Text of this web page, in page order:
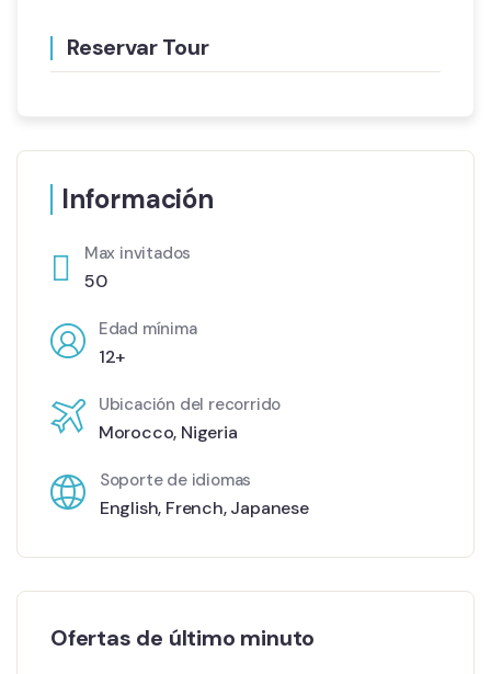
Reservar Tour
Información
Max invitados
50
Edad mínima
12+
Ubicación del recorrido
Morocco, Nigeria
Soporte de idiomas
English, French,Japanese
Ofertas de último minuto